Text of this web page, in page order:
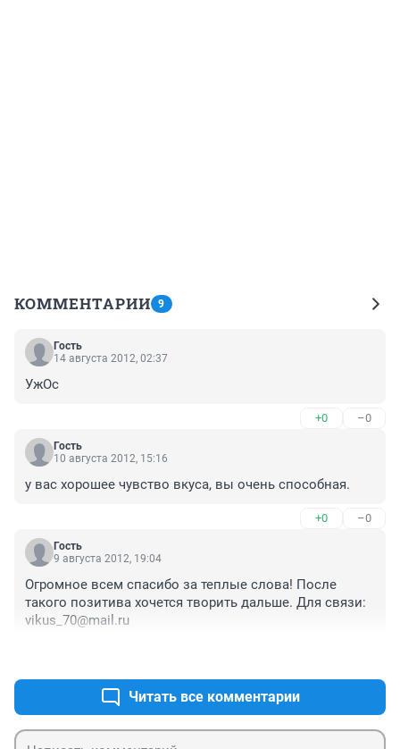
КОММЕНТАРИИ 9
Гость
14 августа 2012, 02:37
УжОс
+0 –0
Гость
10 августа 2012, 15:16
у вас хорошее чувство вкуса, вы очень способная.
+0 –0
Гость
9 августа 2012, 19:04
Огромное всем спасибо за теплые слова! После
такого позитива хочется творить дальше. Для связи:
vikus_70@mail.ru
Читать все комментарии